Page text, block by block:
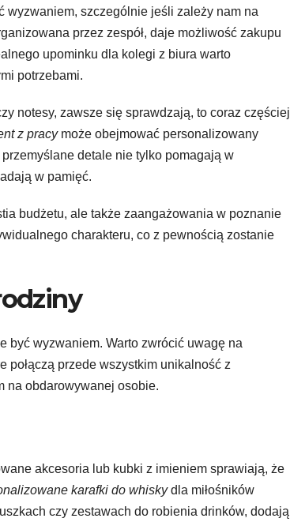
wyzwaniem, szczególnie jeśli zależy nam na
przez zespół, daje możliwość zakupu
upominku dla kolegi z biura warto
potrzebami.
notesy, zawsze się sprawdzają, to coraz częściej
z pracymoże obejmować personalizowany
detale nie tylko pomagają w
w pamięć.
budżetu, ale także zaangażowania w poznanie
charakteru, co z pewnością zostanie
być wyzwaniem. Warto zwrócić uwagę na
połączą przede wszystkim unikalność z
na obdarowywanej osobie.
akcesoria lub kubki z imieniem sprawiają, że
karafki do whiskydla miłośników
czy zestawach do robienia drinków, dodają